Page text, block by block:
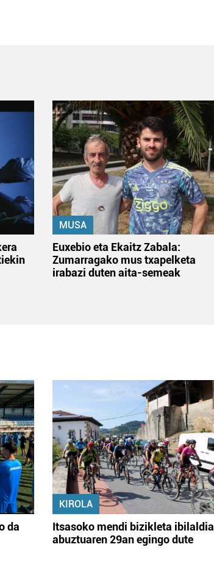
MUSA
Euxebio eta Ekaitz Zabala:
Zumarragako mus txapelketa
irabazi duten aita-semeak
da
KIROLA
Itsasoko mendi bizikleta ibilaldia
abuztuaren 29an egingo dute